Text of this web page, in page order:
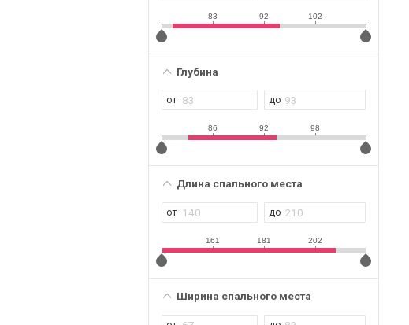
83 92 102
Глубина
86 92 98
Длина спального места
161 181 202
Ширина спального места